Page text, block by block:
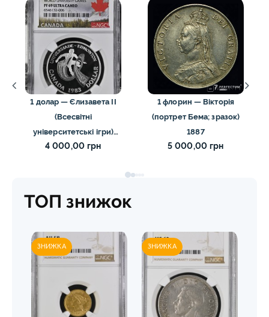
1 долар — Єлизавета II
(Всесвітні
університетські ігри)
1983 ngc pf69 UC
4 000,00 грн
1 флорин — Вікторія
(портрет Бема; зразок)
1887
5 000,00 грн
ТОП знижок
ЗНИЖКА ЗНИЖКА